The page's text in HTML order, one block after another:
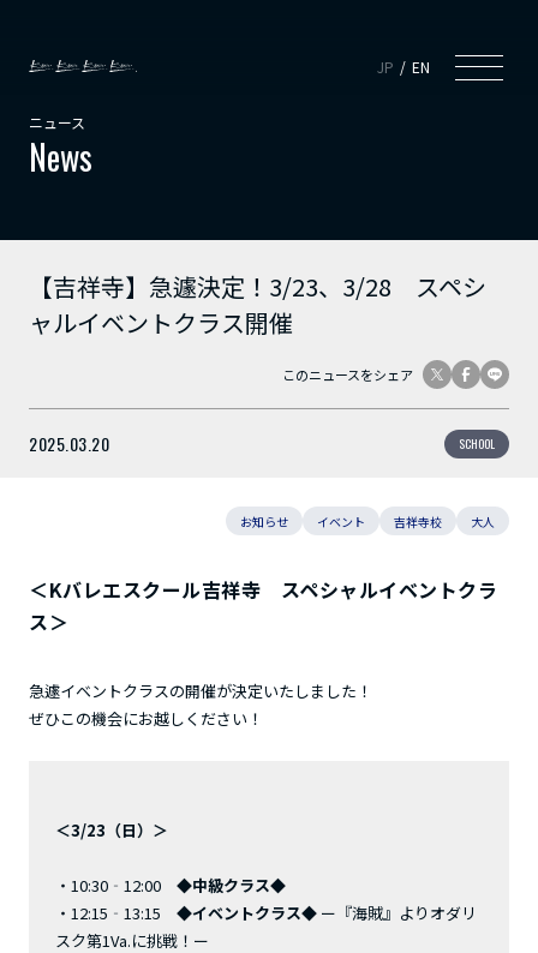
JP EN
ニュース
News
【吉祥寺】急遽決定！3/23、3/28 スペシ
ャルイベントクラス開催
このニュースをシェア
2025.03.20 SCHOOL
お知らせ イベント 吉祥寺校 大人
＜Kバレエスクール吉祥寺 スペシャルイベントクラ
ス＞
急遽イベントクラスの開催が決定いたしました！
ぜひこの機会にお越しください！
＜3/23（日）＞
・10:30‐12:00 ◆中級クラス◆
・12:15‐13:15 ◆イベントクラス◆ ー『海賊』よりオダリ
スク第1Va.に挑戦！ー